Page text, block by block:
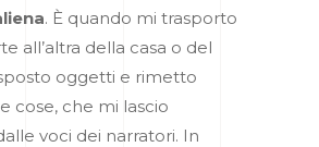
. È quando mi trasporto
all’altra della casa o del
oggetti e rimetto
cose, che mi lascio
voci dei narratori. In